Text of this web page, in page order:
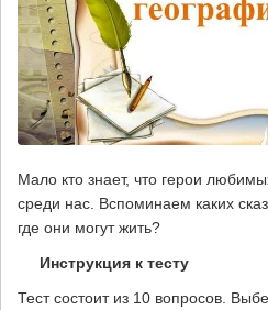
Мало кто знает, что герои
среди нас. Вспоминаем каких
где они могут жить?
Инструкция к тесту
Тест состоит из 10 вопросов.